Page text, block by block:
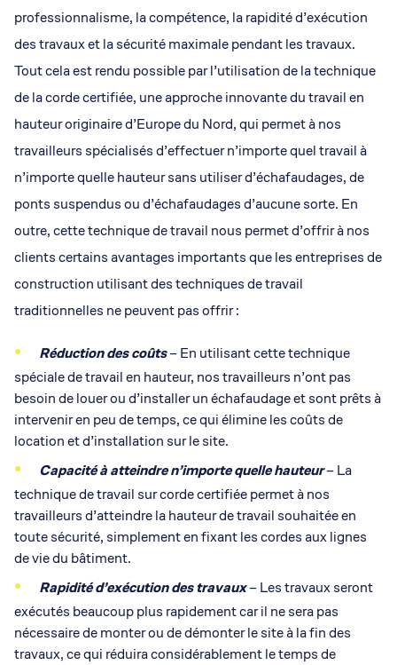
professionnalisme, la compétence, la rapidité d’exécution
des travaux et la sécurité maximale pendant les travaux.
Tout cela est rendu possible par l’utilisation de la technique
de la corde certifiée, une approche innovante du travail en
hauteur originaire d’Europe du Nord, qui permet à nos
travailleurs spécialisés d’effectuer n’importe quel travail à
n’importe quelle hauteur sans utiliser d’échafaudages, de
ponts suspendus ou d’échafaudages d’aucune sorte. En
outre, cette technique de travail nous permet d’offrir à nos
clients certains avantages importants que les entreprises de
construction utilisant des techniques de travail
traditionnelles ne peuvent pas offrir :
Réduction des coûts– En utilisant cette technique
spéciale de travail en hauteur, nos travailleurs n’ont pas
besoin de louer ou d’installer un échafaudage et sont prêts à
intervenir en peu de temps, ce qui élimine les coûts de
location et d’installation sur le site.
Capacité à atteindre n’importe quelle hauteur– La
technique de travail sur corde certifiée permet à nos
travailleurs d’atteindre la hauteur de travail souhaitée en
toute sécurité, simplement en fixant les cordes aux lignes
de vie du bâtiment.
Rapidité d’exécution des travaux– Les travaux seront
exécutés beaucoup plus rapidement car il ne sera pas
nécessaire de monter ou de démonter le site à la fin des
travaux, ce qui réduira considérablement le temps de